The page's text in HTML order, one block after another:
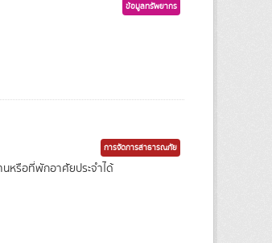
ข้อมูลทรัพยากร
การจัดการสาธารณภัย
หรือที่พักอาศัยประจำได้